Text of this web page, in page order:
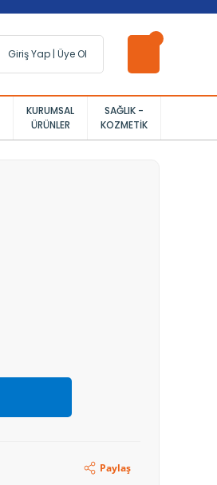
Giriş Yap | Üye Ol
KURUMSAL
ÜRÜNLER
SAĞLIK -
KOZMETIK
Paylaş